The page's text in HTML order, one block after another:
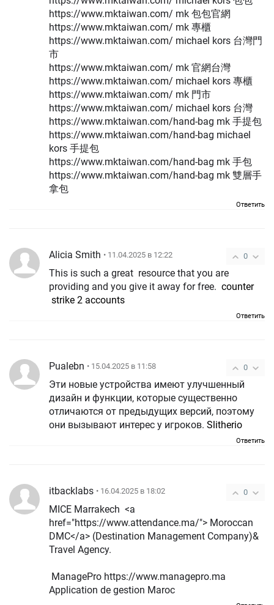
https://www.mktaiwan.com/ mk 包包官網
https://www.mktaiwan.com/ mk 專櫃
https://www.mktaiwan.com/ michael kors 台灣門
市
https://www.mktaiwan.com/ mk 官網台灣
https://www.mktaiwan.com/ michael kors 專櫃
https://www.mktaiwan.com/ mk 門市
https://www.mktaiwan.com/ michael kors 台灣
https://www.mktaiwan.com/hand-bag mk 手提包
https://www.mktaiwan.com/hand-bag michael
kors 手提包
https://www.mktaiwan.com/hand-bag mk 手包
https://www.mktaiwan.com/hand-bag mk 雙層手
拿包
Ответить
0
Alicia Smith • 11.04.2025 в 12:22
This is such a great resource that you are
providing and you give it away for free. counter
strike 2 accounts
Ответить
0
Pualebn • 15.04.2025 в 11:58
Эти новые устройства имеют улучшенный
дизайн и функции, которые существенно
отличаются от предыдущих версий, поэтому
они вызывают интерес у игроков. Slitherio
Ответить
0
itbacklabs • 16.04.2025 в 18:02
MICE Marrakech <a
href="https://www.attendance.ma/"> Moroccan
DMC</a> (Destination Management Company)&
Travel Agency.
ManagePro https://www.managepro.ma
Application de gestion Maroc